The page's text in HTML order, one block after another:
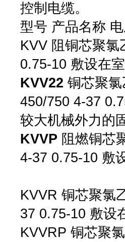
控制电缆。
型号 产品名称
KVV 阻铜芯聚
0.75-10 敷设
KVV22 铜芯聚
450/750 4-37
较大机械外力
KVVP 阻燃铜芯
4-37 0.75-10 敷
KVVR 铜芯聚氯
37 0.75-10 敷
KVVRP 铜芯聚